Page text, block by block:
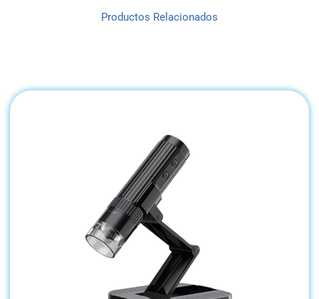
Productos Relacionados